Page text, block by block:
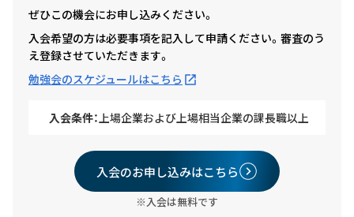
ぜひこの機会にお申し込みください。
入会希望の方は必要事項を記入して申請ください。審査のう
え登録させていただきます。
勉強会のスケジュールはこちら
入会条件：上場企業および上場相当企業の課長職以上
入会のお申し込みはこちら
※入会は無料です